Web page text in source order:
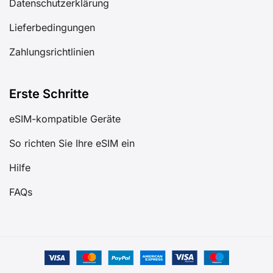
Datenschutzerklärung
Lieferbedingungen
Zahlungsrichtlinien
Erste Schritte
eSIM-kompatible Geräte
So richten Sie Ihre eSIM ein
Hilfe
FAQs